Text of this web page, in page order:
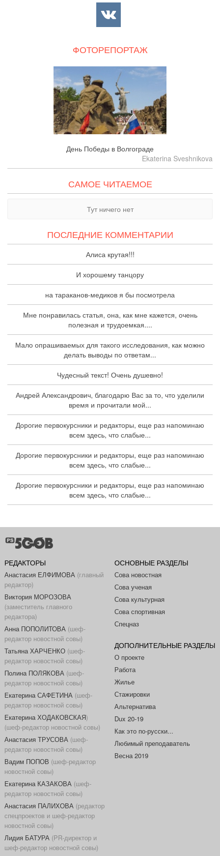
ФОТОРЕПОРТАЖ
День Победы в Волгограде
Ekaterina Sveshnikova
САМОЕ ЧИТАЕМОЕ
Тут ничего нет
ПОСЛЕДНИЕ КОММЕНТАРИИ
Алиса крутая!!!
И хорошему танцору
на тараканов-медиков я бы посмотрела
Мне понравилась статья, она, как мне кажется, очень
полезная и трудоемкая....
Мало опрашиваемых для такого исследования, как можно
делать выводы по ответам...
Чудесный текст! Очень душевно!
Андрей Александрович, благодарю Вас за то, что уделили
время и прочитали мой...
Дорогие первокурсники и редакторы, еще раз напоминаю
всем здесь, что слабые...
Дорогие первокурсники и редакторы, еще раз напоминаю
всем здесь, что слабые...
Дорогие первокурсники и редакторы, еще раз напоминаю
всем здесь, что слабые...
РЕДАКТОРЫ
Анастасия ЕЛФИМОВА(главный
редактор)
Виктория МОРОЗОВА
(заместитель главного
редактора)
Анна ПОПОЛИТОВА(шеф-
редактор новостной совы)
Татьяна ХАРЧЕНКО(шеф-
редактор новостной совы)
Полина ПОЛЯКОВА(шеф-
редактор новостной совы)
Екатерина САФЕТИНА(шеф-
редактор новостной совы)
Екатерина ХОДАКОВСКАЯ)
(шеф-редактор новостной совы)
Анастасия ТРУСОВА(шеф-
редактор новостной совы)
Вадим ПОПОВ (шеф-редактор
новостной совы)
Екатерина КАЗАКОВА(шеф-
редактор новостной совы)
Анастасия ПАЛИХОВА(редактор
спецпроектов и шеф-редактор
новостной совы)
Лидия БАТУРА(PR-директор и
шеф-редактор новостной совы)
ОСНОВНЫЕ РАЗДЕЛЫ
Сова новостная
Сова ученая
Сова культурная
Сова спортивная
Спецназ
ДОПОЛНИТЕЛЬНЫЕ РАЗДЕЛЫ
О проекте
Работа
Жилье
Стажировки
Альтернатива
Dux 20-19
Как это по-русски...
Любимый преподаватель
Весна 2019